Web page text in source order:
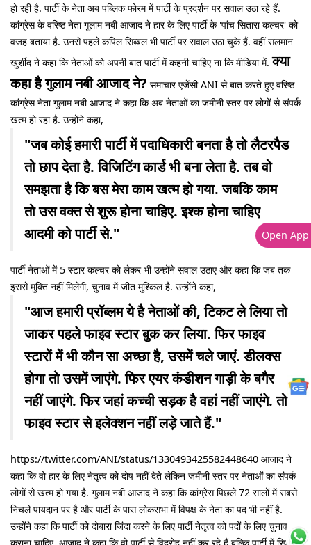
हो रही है. पार्टी के नेता अब पब्लिक फोरम में पार्टी के प्रदर्शन पर सवाल उठा रहे हैं.
कांग्रेस के वरिष्ठ नेता गुलाम नबी आजाद ने हार के लिए पार्टी के 'पांच सितारा कल्चर' को
वजह बताया है. उनसे पहले कपिल सिब्बल भी पार्टी पर सवाल उठा चुके हैं. वहीं सलमान
खुर्शीद ने कहा कि नेताओं को अपनी बात पार्टी में कहनी चाहिए ना कि मीडिया में.क्या
कहा है गुलाम नबी आजाद ने? समाचार एजेंसी ANI से बात करते हुए वरिष्ठ
कांग्रेस नेता गुलाम नबी आजाद ने कहा कि अब नेताओं का जमीनी स्तर पर लोगों से संपर्क
खत्म हो रहा है. उन्होंने कहा,
"जब कोई हमारी पार्टी में पदाधिकारी बनता है तो लैटरपैड
तो छाप देता है. विजिटिंग कार्ड भी बना लेता है. तब वो
समझता है कि बस मेरा काम खत्म हो गया. जबकि काम
तो उस वक्त से शुरू होना चाहिए. इश्क होना चाहिए
आदमी को पार्टी से."
पार्टी नेताओं में 5 स्टार कल्चर को लेकर भी उन्होंने सवाल उठाए और कहा कि जब तक
इससे मुक्ति नहीं मिलेगी, चुनाव में जीत मुश्किल है. उन्होंने कहा,
"आज हमारी प्रॉब्लम ये है नेताओं की, टिकट ले लिया तो
जाकर पहले फाइव स्टार बुक कर लिया. फिर फाइव
स्टारों में भी कौन सा अच्छा है, उसमें चले जाएं. डीलक्स
होगा तो उसमें जाएंगे. फिर एयर कंडीशन गाड़ी के बगैर
नहीं जाएंगे. फिर जहां कच्ची सड़क है वहां नहीं जाएंगे. तो
फाइव स्टार से इलेक्शन नहीं लड़े जाते हैं."
https://twitter.com/ANI/status/1330493425582448640 आजाद ने
कहा कि वो हार के लिए नेतृत्व को दोष नहीं देते लेकिन जमीनी स्तर पर नेताओं का संपर्क
लोगों से खत्म हो गया है. गुलाम नबी आजाद ने कहा कि कांग्रेस पिछले 72 सालों में सबसे
निचले पायदान पर है और पार्टी के पास लोकसभा में विपक्ष के नेता का पद भी नहीं है.
उन्होंने कहा कि पार्टी को दोबारा जिंदा करने के लिए पार्टी नेतृत्व को पदों के लिए चुनाव
कराना चाहिए. आजाद ने कहा कि वो पार्टी से विद्रोह नहीं कर रहे हैं बल्कि पार्टी में रिफॉर्म
Open App